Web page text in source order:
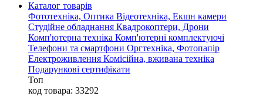
Каталог товарів
Фототехніка, Оптика Відеотехніка, Екшн камери
Студійне обладнання Квадрокоптери, Дрони
Комп'ютерна техніка Комп'ютерні комплектуючі
Телефони та смартфони Оргтехніка, Фотопапір
Електроживлення Комісійна, вживана техніка
Подарункові сертифікати
Топ
код товара: 33292